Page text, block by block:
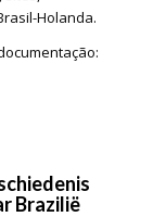
Holanda.
Brazilië